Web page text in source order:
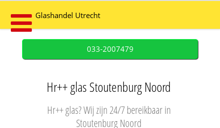
Glashandel Utrecht
033-2007479
Hr++ glas Stoutenburg Noord
Hr++ glas? Wij zijn 24/7 bereikbaar in
Stoutenburg Noord